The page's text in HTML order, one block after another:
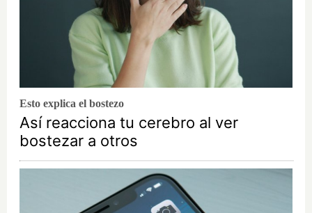
Esto explica el bostezo
Así reacciona tu cerebro al ver
bostezar a otros